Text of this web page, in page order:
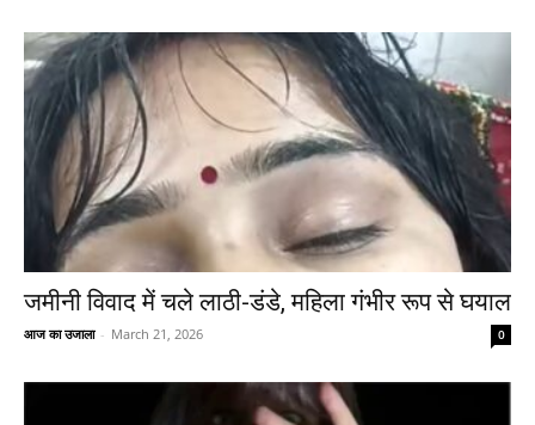
जमीनी विवाद में चले लाठी-डंडे, महिला गंभीर रूप से घयाल
आज का उजाला - March 21, 2026 0